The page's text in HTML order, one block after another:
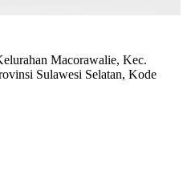
Macorawalie, Kec.
Sulawesi Selatan, Kode